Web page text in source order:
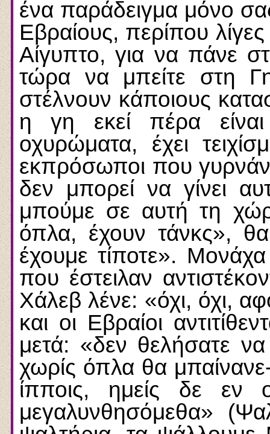
ένα παράδειγμα μόνο
Εβραίους, περίπου
Αίγυπτο, για να πάνε
τώρα να μπείτε στη
στέλνουν κάποιους
η γη εκεί πέρα
οχυρώματα, έχει
εκπρόσωποι που
δεν μπορεί να γίνει
μπούμε σε αυτή τη
όπλα, έχουν τάνκς», θα
έχουμε τίποτε».
που έστειλαν
Χάλεβ λένε: «όχι, όχι,
και οι Εβραίοι
μετά: «δεν θελήσατε
χωρίς όπλα θα
ίπποις, ημείς δε εν
μεγαλυνθησόμεθα»